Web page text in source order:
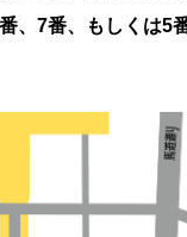
、7番、もしくは5